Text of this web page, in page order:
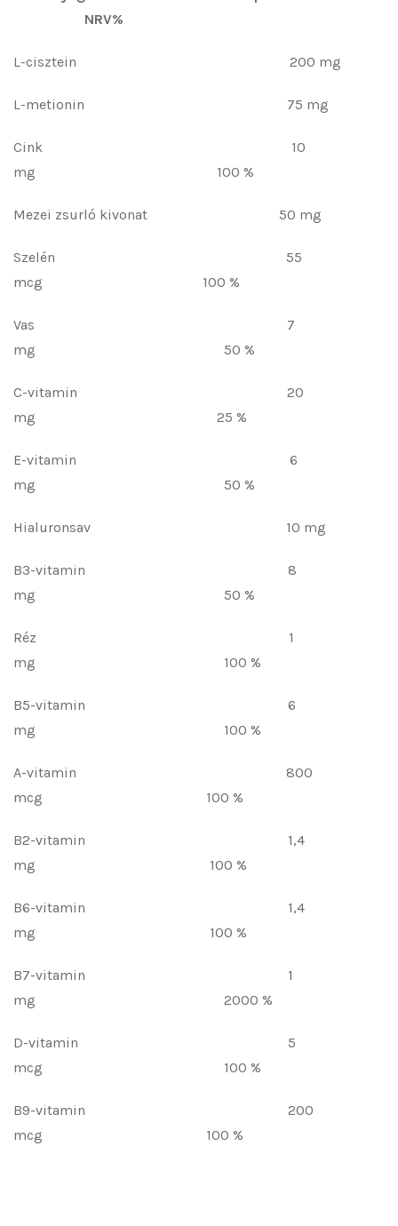
NRV%
L-cisztein 200 mg
L-metionin 75 mg
Cink 10
mg 100 %
Mezei zsurló kivonat 50 mg
Szelén 55
mcg 100 %
Vas 7
mg 50 %
C-vitamin 20
mg 25 %
E-vitamin 6
mg 50 %
Hialuronsav 10 mg
B3-vitamin 8
mg 50 %
Réz 1
mg 100 %
B5-vitamin 6
mg 100 %
A-vitamin 800
mcg 100 %
B2-vitamin 1,4
mg 100 %
B6-vitamin 1,4
mg 100 %
B7-vitamin 1
mg 2000 %
D-vitamin 5
mcg 100 %
B9-vitamin 200
mcg 100 %